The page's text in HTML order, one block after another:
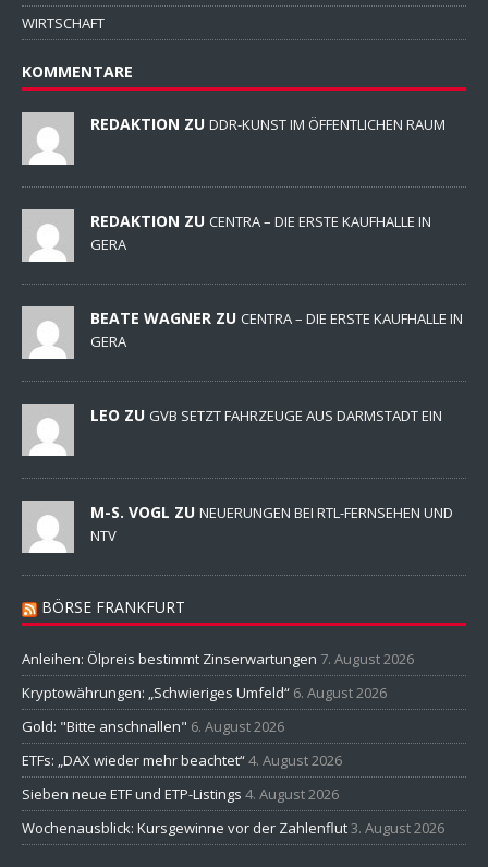
WIRTSCHAFT
KOMMENTARE
REDAKTION ZU DDR-KUNST IM ÖFFENTLICHEN RAUM
REDAKTION ZU CENTRA – DIE ERSTE KAUFHALLE IN
GERA
BEATE WAGNER ZU CENTRA – DIE ERSTE KAUFHALLE IN
GERA
LEO ZU GVB SETZT FAHRZEUGE AUS DARMSTADT EIN
M-S. VOGL ZU NEUERUNGEN BEI RTL-FERNSEHEN UND
NTV
BÖRSE FRANKFURT
Anleihen: Ölpreis bestimmt Zinserwartungen 7. August 2026
Kryptowährungen: „Schwieriges Umfeld“ 6. August 2026
Gold: "Bitte anschnallen" 6. August 2026
ETFs: „DAX wieder mehr beachtet“4. August 2026
Sieben neue ETF und ETP-Listings 4. August 2026
Wochenausblick: Kursgewinne vor der Zahlenflut3. August 2026